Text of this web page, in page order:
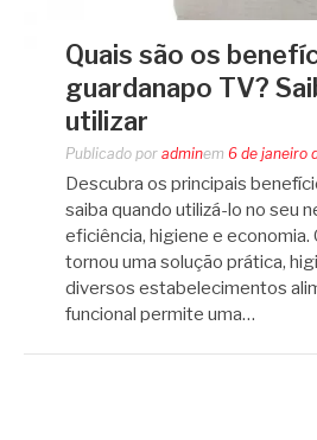
Quais são os
guardanapo TV?
utilizar
Publicado por adminem 6 de janeiro
Descubra os principais
saiba quando utilizá-lo no seu
eficiência, higiene e economia.
tornou uma solução prática,
diversos estabelecimentos
funcional permite uma…